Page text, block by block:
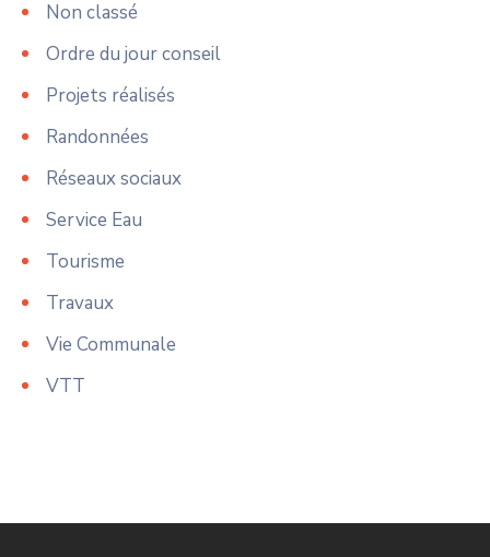
Non classé
Ordre du jour conseil
Projets réalisés
Randonnées
Réseaux sociaux
Service Eau
Tourisme
Travaux
Vie Communale
VTT